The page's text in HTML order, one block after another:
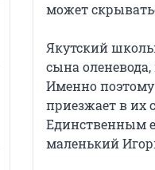
может
Якутский
сына
Именно
приезжает в их
Единственным
маленький